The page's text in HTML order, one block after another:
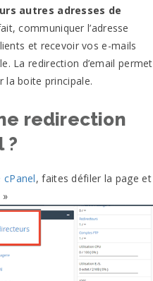
autres adresses de
communiquer l’adresse
et recevoir vos e-mails
La redirection d’email permet
la boite principale.
redirection
?
, faites défiler la page et
»